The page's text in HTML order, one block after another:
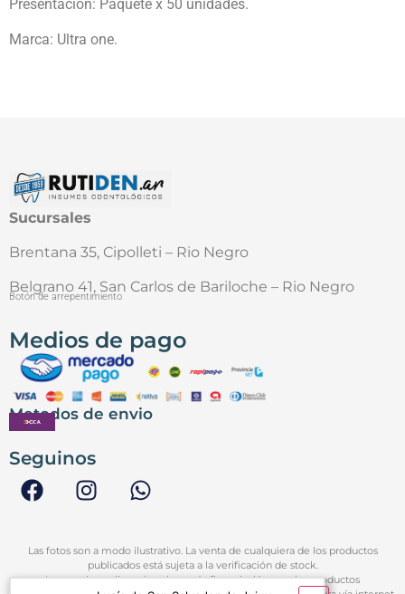
Presentación: Paquete x 50 unidades.
Marca: Ultra one.
Sucursales
Brentana 35, Cipolleti – Rio Negro
Belgrano 41, San Carlos de Bariloche – Rio Negro
Botón de arrepentimiento
Medios de pago
Metodos de envio
Seguinos
Las fotos son a modo ilustrativo. La venta de cualquiera de los productos
publicados está sujeta a la verificación de stock.
Los precios online y los planes de financiación para los productos